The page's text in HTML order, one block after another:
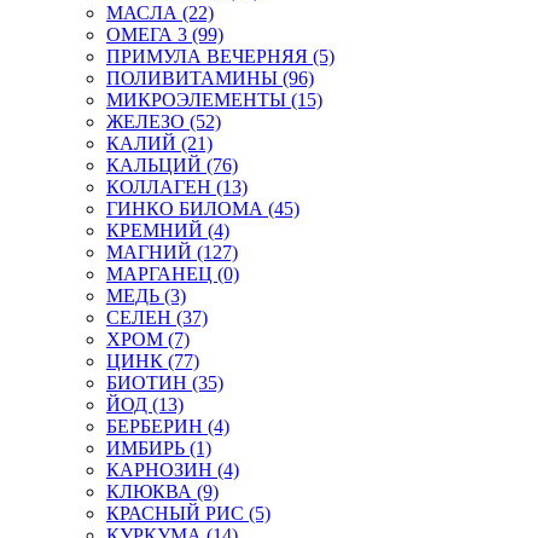
МАСЛА (22)
ОМЕГА 3 (99)
ПРИМУЛА ВЕЧЕРНЯЯ (5)
ПОЛИВИТАМИНЫ (96)
МИКРОЭЛЕМЕНТЫ (15)
ЖЕЛЕЗО (52)
КАЛИЙ (21)
КАЛЬЦИЙ (76)
КОЛЛАГЕН (13)
ГИНКО БИЛОМА (45)
КРЕМНИЙ (4)
МАГНИЙ (127)
МАРГАНЕЦ (0)
МЕДЬ (3)
СЕЛЕН (37)
ХРОМ (7)
ЦИНК (77)
БИОТИН (35)
ЙОД (13)
БЕРБЕРИН (4)
ИМБИРЬ (1)
КАРНОЗИН (4)
КЛЮКВА (9)
КРАСНЫЙ РИС (5)